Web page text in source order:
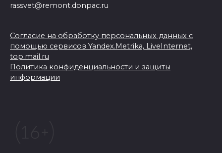
rassvet@remont.donpac.ru
Согласие на обработку персональных данных с
помощью сервисов Yandex.Metrika, LiveInternet,
top.mail.ru
Политика конфиденциальности и защиты
информации